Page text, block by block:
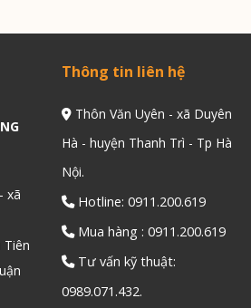
xã
Tiên
Thông tin liên hệ
Thôn Văn Uyên - xã Duyên
Hà - huyện Thanh Trì - Tp Hà
Nội.
Hotline: 0911.200.619
Mua hàng : 0911.200.619
Tư vấn kỹ thuật:
0989.071.432.